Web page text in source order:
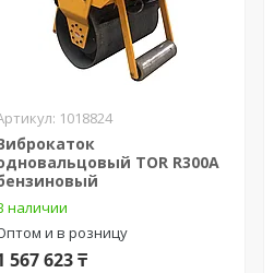
1018824
TOR R300A
наличии
и в розницу
567 623 ₸